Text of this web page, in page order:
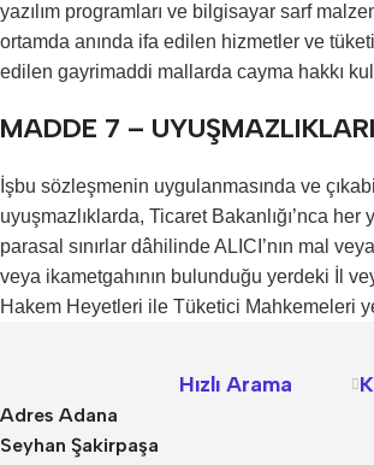
yazılım programları ve bilgisayar sarf
ortamda anında ifa edilen hizmetler ve
edilen gayrimaddi mallarda cayma hakkı
MADDE 7 –
İşbu sözleşmenin uygulanmasında ve
uyuşmazlıklarda, Ticaret Bakanlığı’nca her
parasal sınırlar dâhilinde ALICI’nın mal
veya ikametgahının bulunduğu yerdeki İl
Hakem Heyetleri ile Tüketici Mahkemeleri
Adres Adana
Seyhan Şakirpaşa
Hızlı Arama